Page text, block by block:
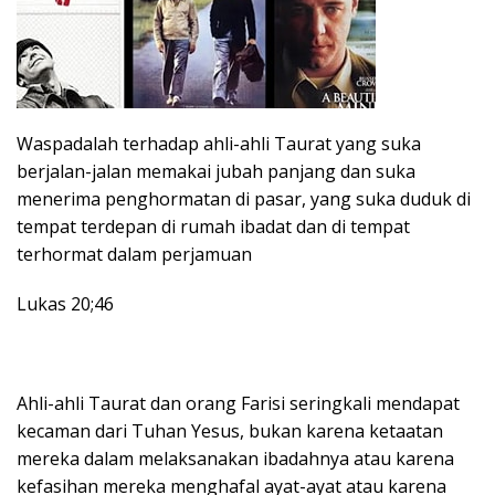
Waspadalah terhadap ahli-ahli Taurat yang suka
berjalan-jalan memakai jubah panjang dan suka
menerima penghormatan di pasar, yang suka duduk di
tempat terdepan di rumah ibadat dan di tempat
terhormat dalam perjamuan
Lukas 20;46
Ahli-ahli Taurat dan orang Farisi seringkali mendapat
kecaman dari Tuhan Yesus, bukan karena ketaatan
mereka dalam melaksanakan ibadahnya atau karena
kefasihan mereka menghafal ayat-ayat atau karena